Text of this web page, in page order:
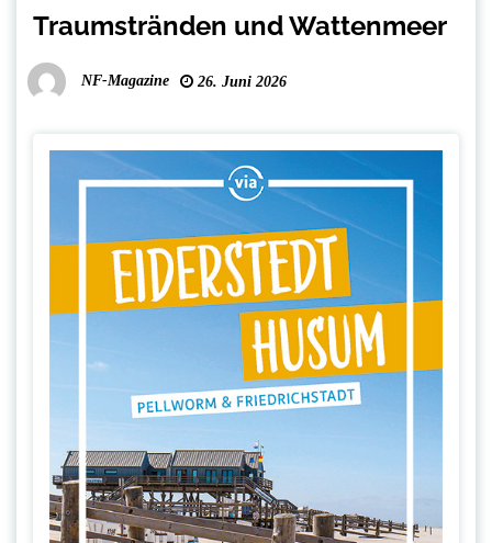
Traumstränden und Wattenmeer
NF-Magazine 26. Juni 2026